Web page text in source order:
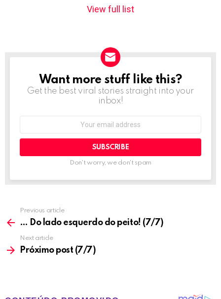
View full list
NEWSLETTER
Want more stuff like this?
Get the best viral stories straight into your
inbox!
Don't worry, we don't spam
more
Previous article
… Do lado esquerdo do peito! (7/7)
Next article
Próximo post (7/7)